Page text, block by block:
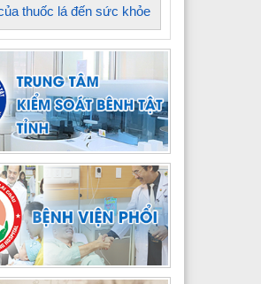
thuốc lá đến sức khỏe